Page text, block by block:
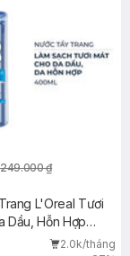
249.000 ₫
L'Oreal Tươi
Dầu, Hỗn Hợp
2.0k/tháng